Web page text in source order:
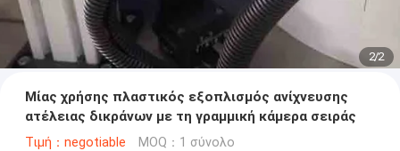
2/2
Μίας χρήσης πλαστικός εξοπλισμός ανίχνευσης
ατέλειας δικράνων με τη γραμμική κάμερα σειράς
Τιμή：negotiable MOQ：1 σύνολο